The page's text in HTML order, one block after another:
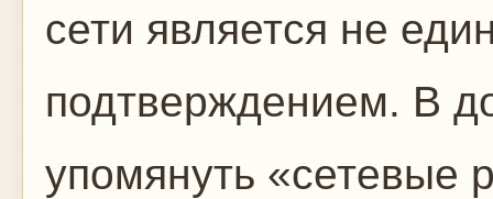
сети является не
подтверждением. В
упомянуть «сетевые